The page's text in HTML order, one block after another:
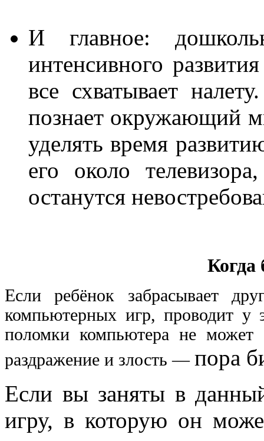
И главное:
интенсивного
все схватывает
познает окружающий
уделять время
его около
останутся
Когда
Если ребёнок забрасывает
компьютерных игр, проводит у
поломки компьютера не может
раздражение и злость — пора
Если вы заняты в
игру, в которую он